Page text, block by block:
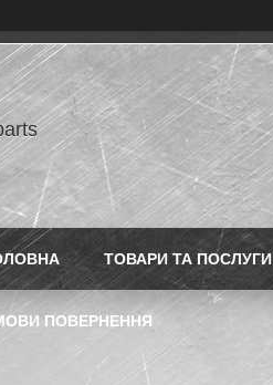
ТОВАРИ ТА ПОСЛУГИ
ПОВЕРНЕННЯ